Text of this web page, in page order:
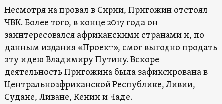
Несмотря на провал в Сирии, Пригожин отстоял
ЧВК. Более того, в конце 2017 года он
заинтересовался африканскими странами и, по
данным издания «Проект», смог выгодно продать
эту идею Владимиру Путину. Вскоре
деятельность Пригожина была зафиксирована в
Центральноафриканской Республике, Ливии,
Судане, Ливане, Кении и Чаде.